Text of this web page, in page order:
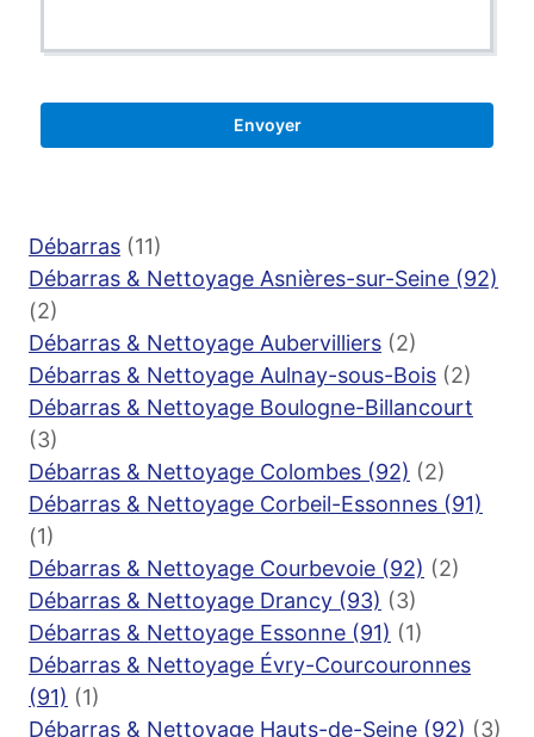
Débarras (11)
Débarras & Nettoyage Asnières-sur-Seine (92)
(2)
Débarras & Nettoyage Aubervilliers (2)
Débarras & Nettoyage Aulnay-sous-Bois (2)
Débarras & Nettoyage Boulogne-Billancourt
(3)
Débarras & Nettoyage Colombes (92) (2)
Débarras & Nettoyage Corbeil-Essonnes (91)
(1)
Débarras & Nettoyage Courbevoie (92) (2)
Débarras & Nettoyage Drancy (93) (3)
Débarras & Nettoyage Essonne (91) (1)
Débarras & Nettoyage Évry-Courcouronnes
(91) (1)
Débarras & Nettoyage Hauts-de-Seine (92) (3)